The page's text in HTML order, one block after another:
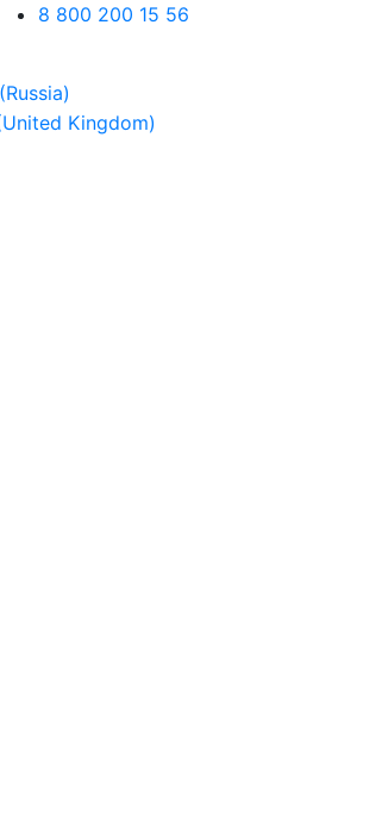
8 800 200 15 56